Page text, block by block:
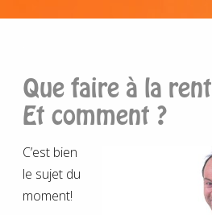
Que faire à la
Et comment ?
C’est bien
le sujet du
moment!